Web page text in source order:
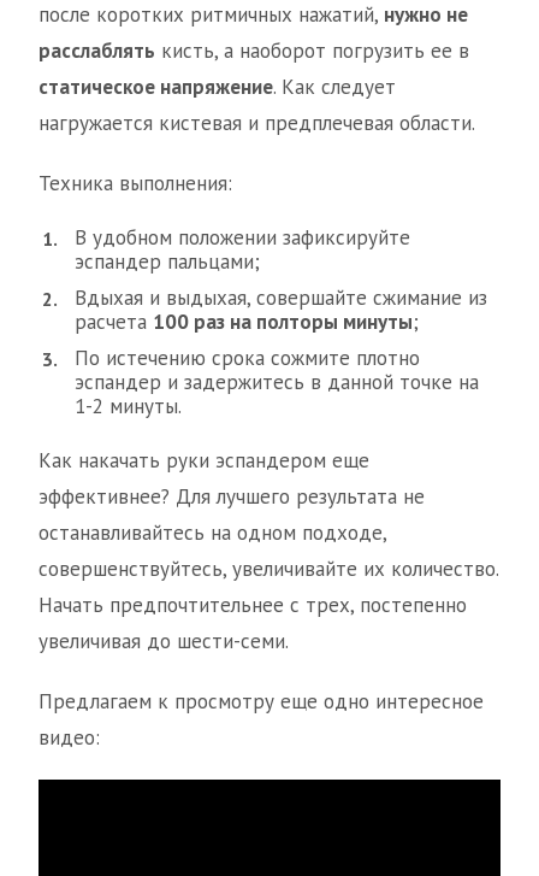
после коротких ритмичных нажатий, нужно не
расслаблять кисть, а наоборот погрузить ее в
статическое напряжение. Как следует
нагружается кистевая и предплечевая области.
Техника выполнения:
В удобном положении зафиксируйте
эспандер пальцами;
Вдыхая и выдыхая, совершайте сжимание из
расчета 100 раз на полторы минуты;
По истечению срока сожмите плотно
эспандер и задержитесь в данной точке на
1-2 минуты.
Как накачать руки эспандером еще
эффективнее? Для лучшего результата не
останавливайтесь на одном подходе,
совершенствуйтесь, увеличивайте их количество.
Начать предпочтительнее с трех, постепенно
увеличивая до шести-семи.
Предлагаем к просмотру еще одно интересное
видео: